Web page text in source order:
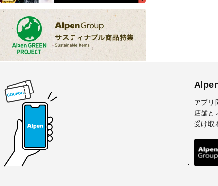
アプリ
店舗と
受け取